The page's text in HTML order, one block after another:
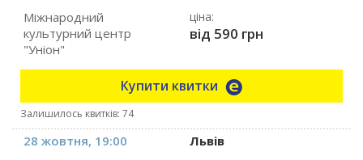
Міжнародний
культурний центр
"Уніон"
ціна:
від 590 грн
Купити квитки
Залишилось квитків: 74
28 жовтня, 19:00
Львів